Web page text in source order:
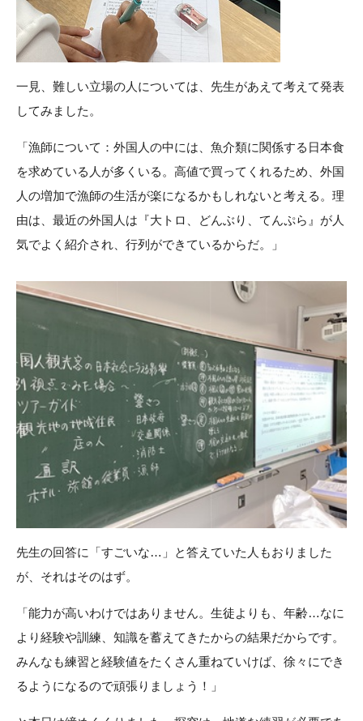
一見、難しい立場の人については、先生があえて考えて発表
してみました。
「漁師について：外国人の中には、魚介類に関係する日本食
を求めている人が多くいる。高値で買ってくれるため、外国
人の増加で漁師の生活が楽になるかもしれないと考える。理
由は、最近の外国人は『大トロ、どんぶり、てんぷら』が人
気でよく紹介され、行列ができているからだ。」
先生の回答に「すごいな…」と答えていた人もおりました
が、それはそのはず。
「能力が高いわけではありません。生徒よりも、年齢…なに
より経験や訓練、知識を蓄えてきたからの結果だからです。
みんなも練習と経験値をたくさん重ねていけば、徐々にでき
るようになるので頑張りましょう！」